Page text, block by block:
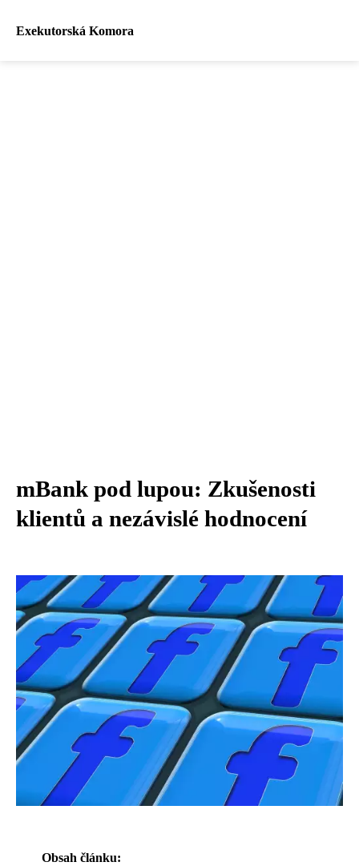
Exekutorská Komora
mBank pod lupou: Zkušenosti
klientů a nezávislé hodnocení
Obsah článku: